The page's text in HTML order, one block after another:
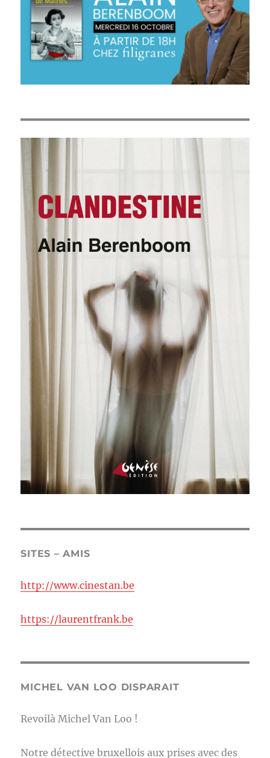
SITES – AMIS
http://www.cinestan.be
https://laurentfrank.be
MICHEL VAN LOO DISPARAIT
Revoilà Michel Van Loo !
Notre détective bruxellois aux prises avec des